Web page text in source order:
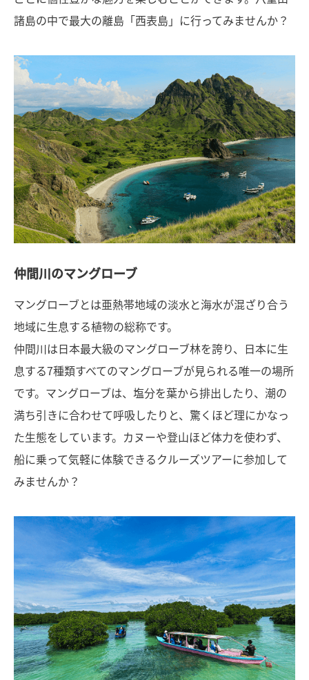
諸島の中で最大の離島「西表島」に行ってみませんか？
仲間川のマングローブ
マングローブとは亜熱帯地域の淡水と海水が混ざり合う
地域に生息する植物の総称です。
仲間川は日本最大級のマングローブ林を誇り、日本に生
息する7種類すべてのマングローブが見られる唯一の場所
です。マングローブは、塩分を葉から排出したり、潮の
満ち引きに合わせて呼吸したりと、驚くほど理にかなっ
た生態をしています。カヌーや登山ほど体力を使わず、
船に乗って気軽に体験できるクルーズツアーに参加して
みませんか？